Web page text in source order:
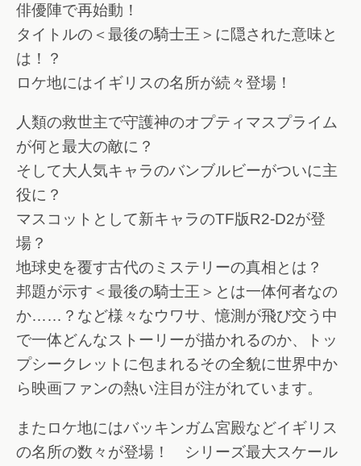
俳優陣で再始動！
タイトルの＜最後の騎士王＞に隠された意味と
は！？
ロケ地にはイギリスの名所が続々登場！
人類の救世主で守護神のオプティマスプライム
が何と最大の敵に？
そして大人気キャラのバンブルビーがついに主
役に？
マスコットとして新キャラのTF版R2-D2が登
場？
地球史を覆す古代のミステリーの真相とは？
邦題が示す＜最後の騎士王＞とは一体何者なの
か……？など様々なウワサ、憶測が飛び交う中
で一体どんなストーリーが描かれるのか、トッ
プシークレットに包まれるその全貌に世界中か
ら映画ファンの熱い注目が注がれています。
またロケ地にはバッキンガム宮殿などイギリス
の名所の数々が登場！ シリーズ最大スケール